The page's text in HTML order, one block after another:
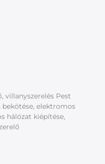
villanyszerelés Pest
bekötése, elektromos
hálózat kiépítése,